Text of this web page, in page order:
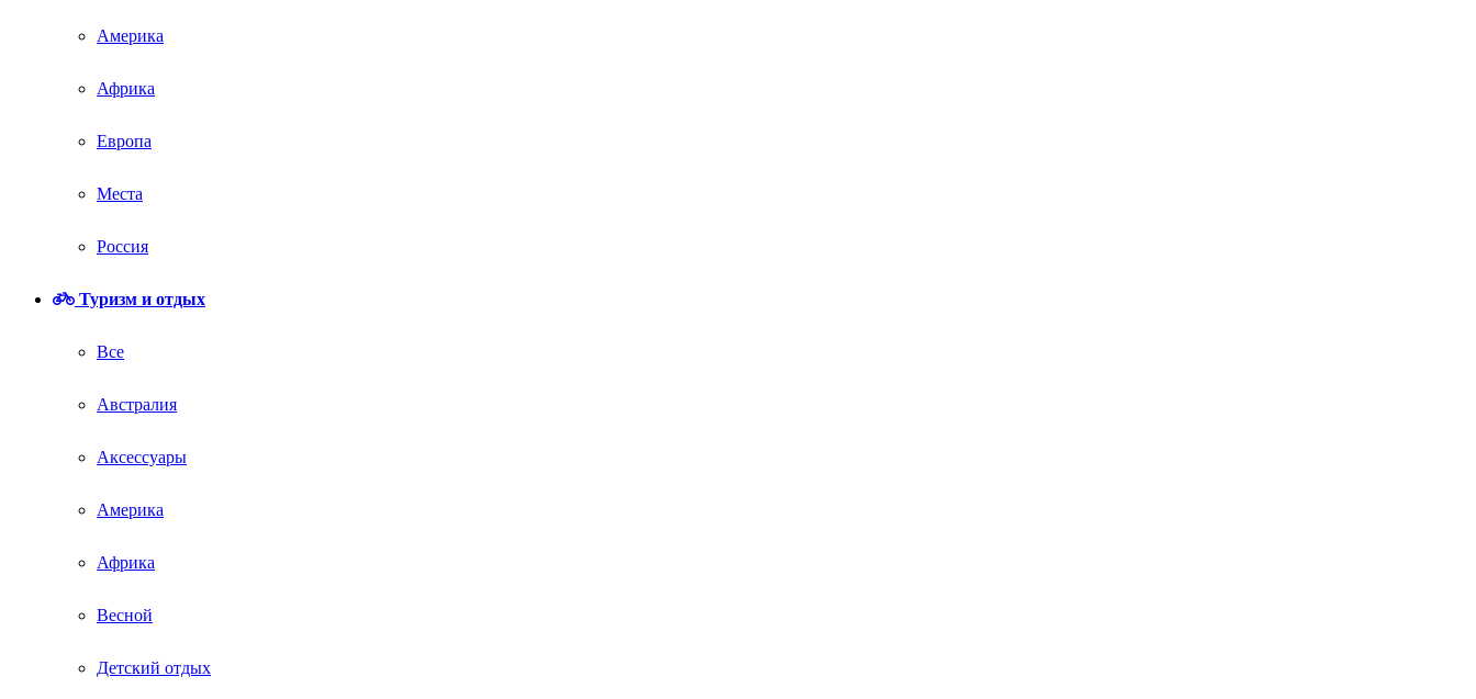
Америка
Африка
Европа
Места
Россия
Туризм и отдых
Все
Австралия
Аксессуары
Америка
Африка
Весной
Детский отдых